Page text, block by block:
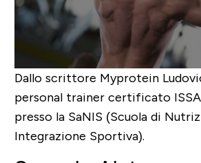
Dallo scrittore Myprotein
personal trainer certificato
presso la SaNIS (Scuola di
Integrazione Sportiva).